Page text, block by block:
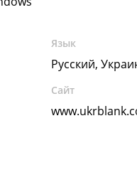
Язык
Русский,
Сайт